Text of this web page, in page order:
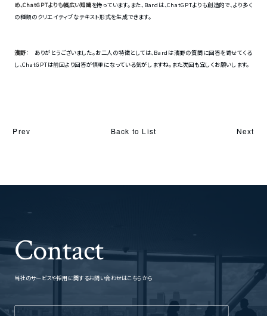
め、ChatGPTよりも幅広い知識を持っています。また、Bardは、ChatGPTよりも創造的で、より多く
の種類のクリエイティブなテキスト形式を生成できます。
濱野： ありがとうございました。お二人の特徴としては、Bardは濱野の質問に回答を寄せてくる
し、ChatGPTは前回より回答が慎重になっている気がしますね。また次回も宜しくお願いします。
Prev Back to List Next
Contact
当社のサービスや採用に関するお問い合わせはこちらから